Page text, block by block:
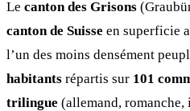
Le canton des Grisons
canton de Suisse en superficie
l’un des moins densément
habitants répartis sur 101
trilingue (allemand,